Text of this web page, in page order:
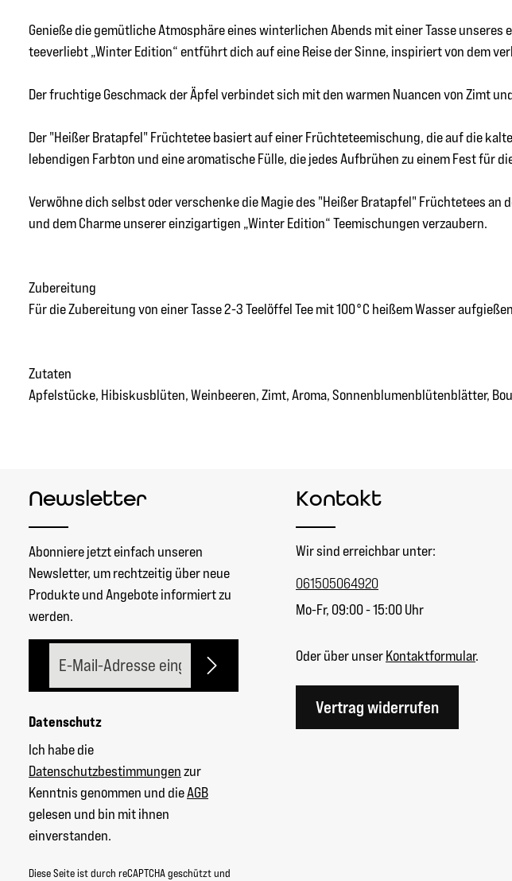
Genieße die gemütliche Atmosphäre eines winterlichen Abends mit einer Tasse
teeverliebt „Winter Edition“ entführt dich auf eine Reise der Sinne, inspiriert von dem
Der fruchtige Geschmack der Äpfel verbindet sich mit den warmen Nuancen von Zimt
Der "Heißer Bratapfel" Früchtetee basiert auf einer Früchteteemischung, die auf die
lebendigen Farbton und eine aromatische Fülle, die jedes Aufbrühen zu einem Fest für
Verwöhne dich selbst oder verschenke die Magie des "Heißer Bratapfel" Früchtetees an
und dem Charme unserer einzigartigen „Winter Edition“ Teemischungen verzaubern.
Zubereitung
Für die Zubereitung von einer Tasse 2-3 Teelöffel Tee mit 100°C heißem Wasser
Zutaten
Apfelstücke, Hibiskusblüten, Weinbeeren, Zimt, Aroma, Sonnenblumenblütenblätter,
Newsletter
Abonniere jetzt einfach unseren
Newsletter, um rechtzeitig über neue
Produkte und Angebote informiert zu
werden.
Datenschutz
Ich habe die
Datenschutzbestimmungenzur
Kenntnis genommen und dieAGB
gelesen und bin mit ihnen
einverstanden.
Diese Seite ist durch reCAPTCHA geschützt und
Kontakt
Wir sind erreichbar unter:
061505064920
Mo-Fr, 09:00 - 15:00 Uhr
Oder über unserKontaktformular.
Vertrag widerrufen